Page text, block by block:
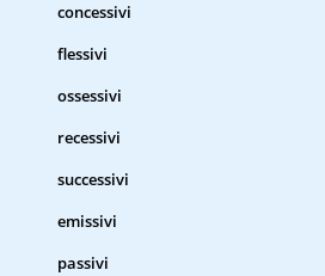
concessivi
flessivi
ossessivi
recessivi
successivi
emissivi
passivi